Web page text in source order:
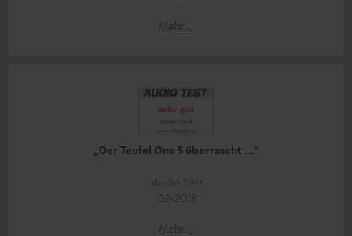
Mehr...
„Der Teufel One S überrascht …“
Audio Test
02/2018
Mehr...